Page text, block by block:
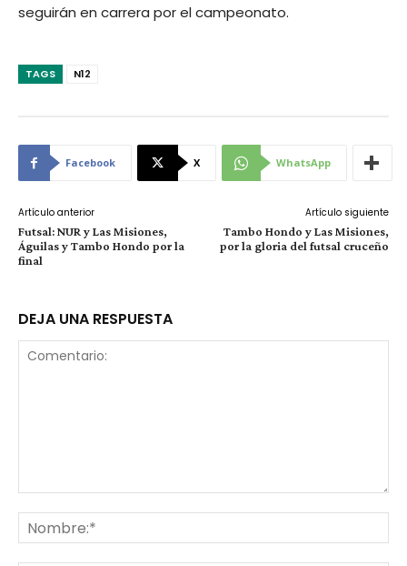
seguirán en carrera por el campeonato.
TAGS N12
Facebook X WhatsApp
Artículo anterior
Futsal: NUR y Las Misiones,
Águilas y Tambo Hondo por la
final
Artículo siguiente
Tambo Hondo y Las Misiones,
por la gloria del futsal cruceño
DEJA UNA RESPUESTA